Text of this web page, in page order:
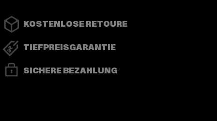
KOSTENLOSE RETOURE
TIEFPREISGARANTIE
SICHERE BEZAHLUNG